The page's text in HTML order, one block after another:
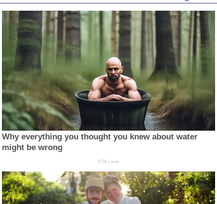
Why everything you thought you knew about water
might be wrong
CTA Love